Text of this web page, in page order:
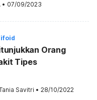
• 07/09/2023
Orang
Tipes
Savitri • 28/10/2022